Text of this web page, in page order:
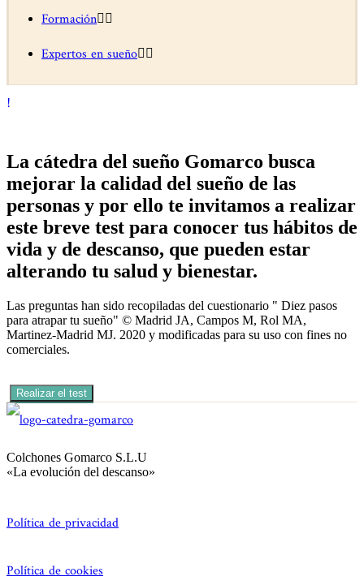
Formación
Expertos en sueño
La cátedra del sueño Gomarco busca
mejorar la calidad del sueño de las
personas y por ello te invitamos a realizar
este breve test para conocer tus hábitos de
vida y de descanso, que pueden estar
alterando tu salud y bienestar.
Las preguntas han sido recopiladas del cuestionario " Diez pasos
para atrapar tu sueño" © Madrid JA, Campos M, Rol MA,
Martinez-Madrid MJ. 2020 y modificadas para su uso con fines no
comerciales.
Realizar el test
Colchones Gomarco S.L.U
«La evolución del descanso»
Política de privacidad
Política de cookies